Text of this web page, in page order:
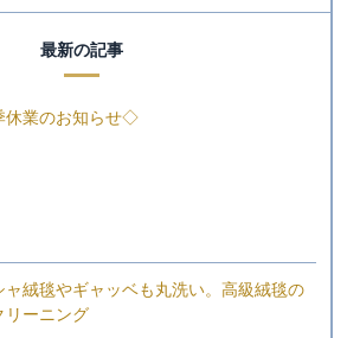
最新の記事
業のお知らせ◇
ャ絨毯やギャッベも丸洗い。高級絨毯の
リーニング